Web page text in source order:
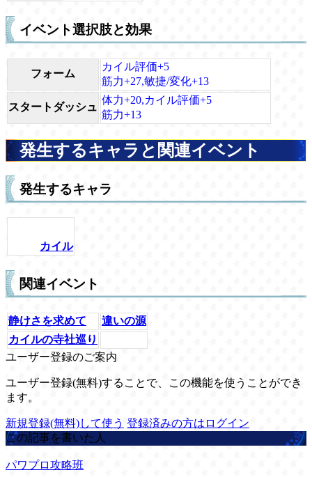
イベント選択肢と効果
フォーム
カイル評価+5
筋力+27,敏捷/変化+13
スタートダッシュ
体力+20,カイル評価+5
筋力+13
発生するキャラと関連イベント
発生するキャラ
カイル
関連イベント
静けさを求めて
違いの源
カイルの寺社巡り
ユーザー登録のご案内
ユーザー登録(無料)することで、この機能を使うことができ
ます。
新規登録(無料)して使う 登録済みの方はログイン
この記事を書いた人
パワプロ攻略班